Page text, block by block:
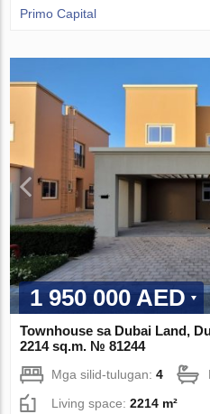
Primo Capital
1 950 000 AED
Townhouse sa Dubai Land,
2214 sq.m. № 81244
Mga silid-tulugan:4
Living space:2214 m²